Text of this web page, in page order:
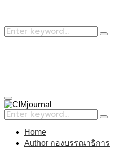
Search
Search
Primary
Menu
Search
for:
Search
Home
Author กองบรรณาธิการ